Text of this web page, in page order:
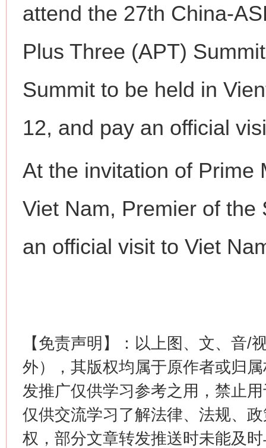
attend the 27th China-
Plus Three (APT)
Summit to be held in
12, and pay an official
At the invitation of Prime
Viet Nam, Premier of
an official visit to Viet
【免责声明】：以上图、文、音/
外），其版权均属于原作者或归
发推广仅供学习参考之用，禁止
仅供交流学习了解法律、法规、
权，部分文章转发推送时未能及
网上购药对药下症？